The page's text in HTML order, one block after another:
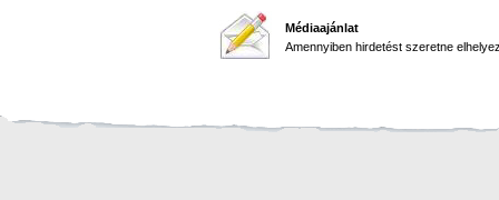
Médiaajánlat
Amennyiben hirdetést szeretne